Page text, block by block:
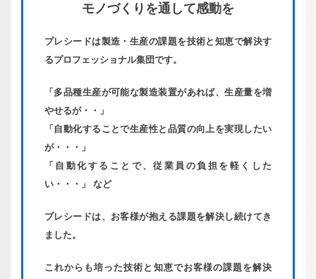
モノづくりを通して感動を
プレシードは製造・生産の課題を技術と知恵で解決す
るプロフェッショナル集団です。
「多品種生産が可能な製造装置があれば、生産量を増
やせるが・・」
「自動化することで生産性と品質の向上を実現したい
が・・・」
「自動化することで、従業員の負担を軽くした
い・・・」 など
プレシードは、お客様が抱える課題を解決し続けてき
ました。
これからも培った技術と知恵でお客様の課題を解決